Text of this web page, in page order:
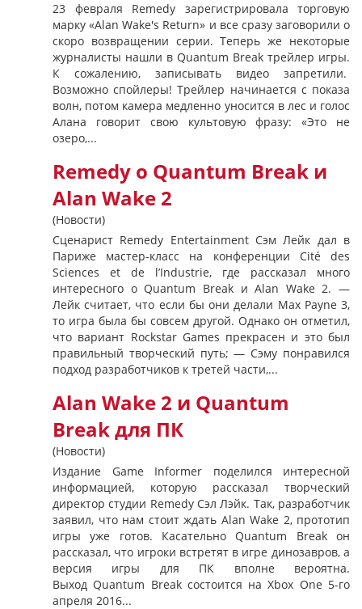
23 февраля Remedy зарегистрировала торговую
марку «Alan Wake's Return» и все сразу заговорили о
скоро возвращении серии. Теперь же некоторые
журналисты нашли в Quantum Break трейлер игры.
К сожалению, записывать видео запретили.
Возможно спойлеры! Трейлер начинается с показа
волн, потом камера медленно уносится в лес и голос
Алана говорит свою культовую фразу: «Это не
озеро,...
Remedy о Quantum Break и
Alan Wake 2
(Новости)
Сценарист Remedy Entertainment Сэм Лейк дал в
Париже мастер-класс на конференции Cité des
Sciences et de l’Industrie, где рассказал много
интересного о Quantum Break и Alan Wake 2. —
Лейк считает, что если бы они делали Max Payne 3,
то игра была бы совсем другой. Однако он отметил,
что вариант Rockstar Games прекрасен и это был
правильный творческий путь; — Сэму понравился
подход разработчиков к третей части,...
Alan Wake 2 и Quantum
Break для ПК
(Новости)
Издание Game Informer поделился интересной
информацией, которую рассказал творческий
директор студии Remedy Сэл Лэйк. Так, разработчик
заявил, что нам стоит ждать Alan Wake 2, прототип
игры уже готов. Касательно Quantum Break он
рассказал, что игроки встретят в игре динозавров, а
версия игры для ПК вполне вероятна.
Выход Quantum Break состоится на Xbox One 5-го
апреля 2016...